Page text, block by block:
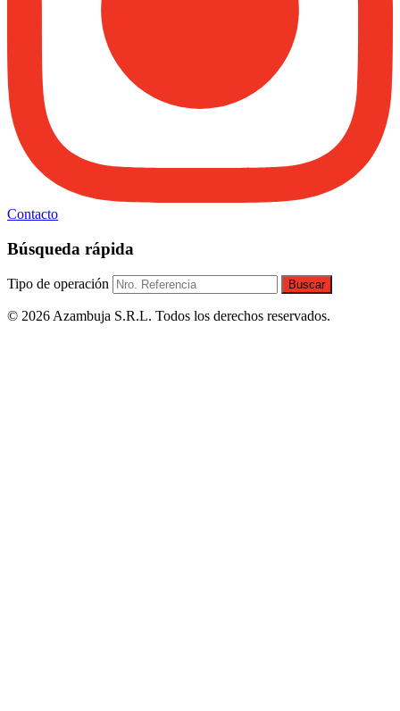
Contacto
Búsqueda rápida
Tipo de operación Buscar
© 2026 Azambuja S.R.L. Todos los derechos reservados.